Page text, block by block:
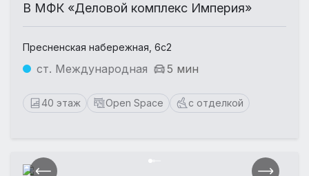
В МФК «Деловой комплекс Империя»
Пресненская набережная, 6с2
ст. Международная 5 мин
40 этаж Open Space с отделкой